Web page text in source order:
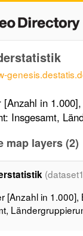
[Anzahl in
Insgesamt,
map layers (2)
[Anzahl in